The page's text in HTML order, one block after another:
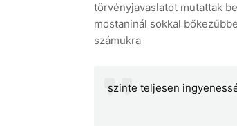
törvényjavaslatot mutattak
mostaninál sokkal
számukra
szinte teljesen